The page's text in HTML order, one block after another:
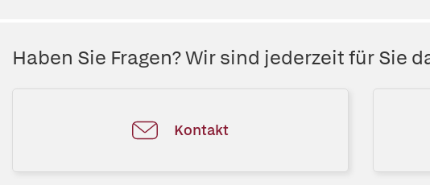
Haben Sie Fragen? Wir sind jederzeit für Sie
Kontakt